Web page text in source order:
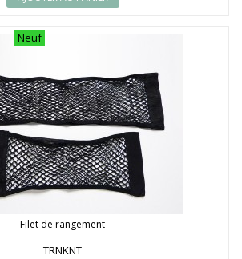
Neuf
Filet de rangement
TRNKNT